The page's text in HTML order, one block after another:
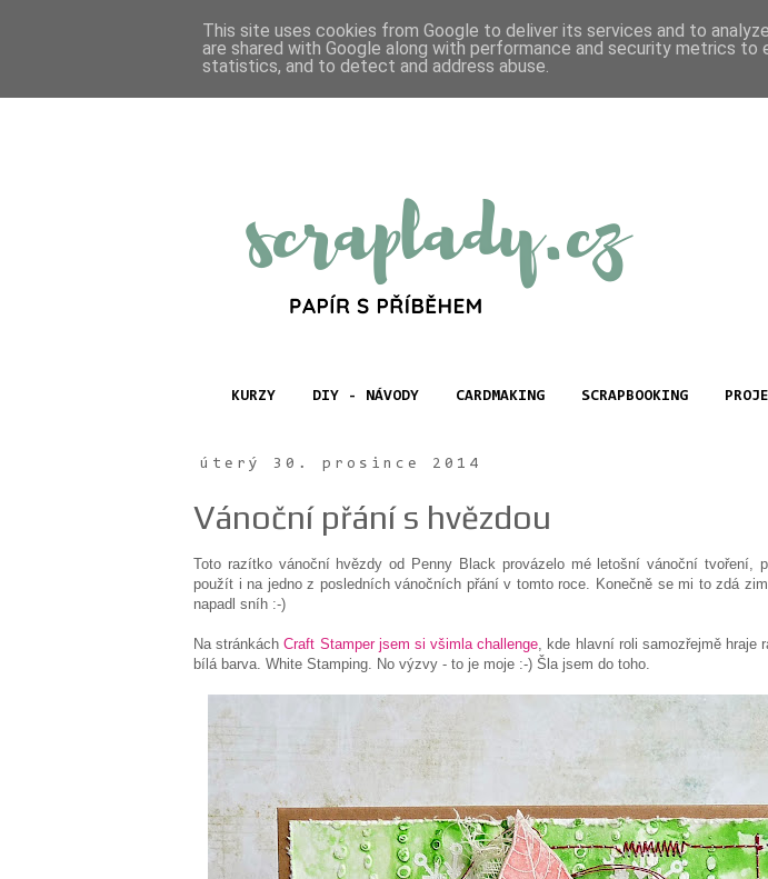
KURZY DIY - NÁVODY CARDMAKING SCRAPBOOKING
úterý 30. prosince 2014
Vánoční přání s hvězdou
Toto razítko vánoční hvězdy od Penny Black provázelo mé letošní vánoční tvoření,
použít i na jedno z posledních vánočních přání v tomto roce. Konečně se mi to zdá
napadl sníh :-)
Na stránkáchCraft Stamper jsem si všimla challenge, kde hlavní roli samozřejmě hraje
bílá barva. White Stamping. No výzvy - to je moje :-) Šla jsem do toho.
This site uses cookies from Google to deliver its services and to
are shared with Google along with performance and security metrics to
statistics, and to detect and address abuse.